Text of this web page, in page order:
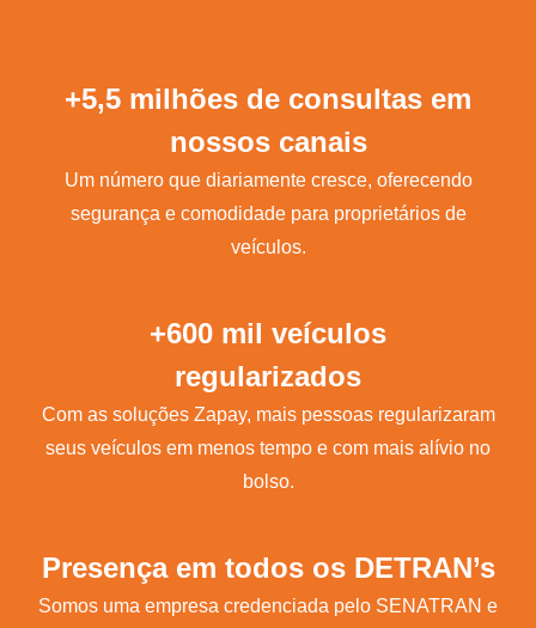
+5,5 milhões de consultas em
nossos canais
Um número que diariamente cresce, oferecendo
segurança e comodidade para proprietários de
veículos.
+600 mil veículos
regularizados
Com as soluções Zapay, mais pessoas regularizaram
seus veículos em menos tempo e com mais alívio no
bolso.
Presença em todos os DETRAN’s
Somos uma empresa credenciada pelo SENATRAN e